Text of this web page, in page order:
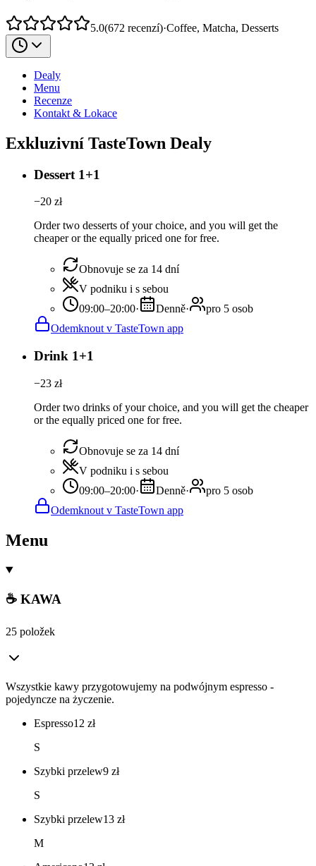
5.0(672 recenzí)·Coffee, Matcha, Desserts
Dealy
Menu
Recenze
Kontakt & Lokace
Exkluzivní TasteTown Dealy
Dessert 1+1
−20 zł
Order two desserts of your choice, and you will get the
cheaper or the equally priced one for free.
Obnovuje se za 14 dní
V podniku i s sebou
09:00–20:00· Denně·
pro 5 osob
Odemknout v TasteTown app
Drink 1+1
−23 zł
Order two drinks of your choice, and you will get the cheaper
or the equally priced one for free.
Obnovuje se za 14 dní
V podniku i s sebou
09:00–20:00· Denně·
pro 5 osob
Odemknout v TasteTown app
Menu
☕ KAWA
25 položek
Wszystkie kawy przygotowujemy na podwójnym espresso -
pojedyncze na życzenie.
Espresso12 zł
S
Szybki przelew9 zł
S
Szybki przelew13 zł
M